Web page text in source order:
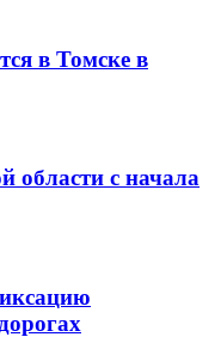
в Томске в
области с начала